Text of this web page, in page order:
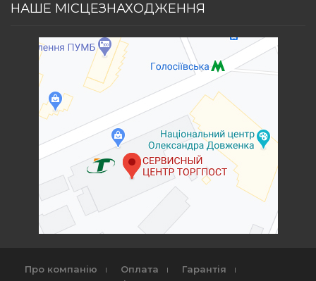
НАШЕ МІСЦЕЗНАХОДЖЕННЯ
Про компанію Оплата
Гарантія